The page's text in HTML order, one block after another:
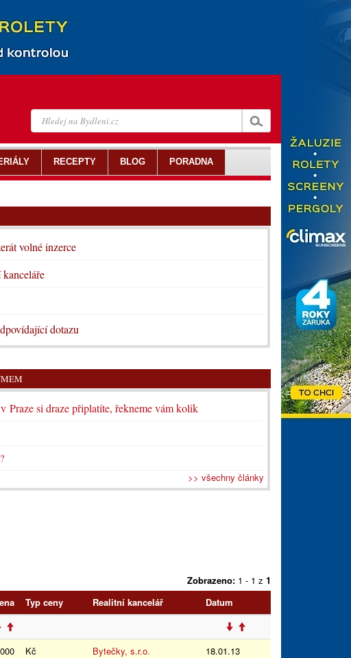
RECEPTY BLOG PORADNA
volné inzerce
dotazu
Praze si draze připlatíte, řekneme vám kolik
>> všechny články
Zobrazeno: 1 - 1 z 1
Typ ceny Realitní kancelář Datum
Kč Bytečky, s.r.o. 18.01.13